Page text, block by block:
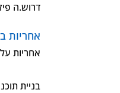
דרוש.ה
אחריות
אחריות
בניית